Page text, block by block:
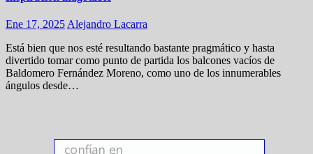
Ene 17, 2025 Alejandro Lacarra
Está bien que nos esté resultando bastante pragmático y hasta
divertido tomar como punto de partida los balcones vacíos de
Baldomero Fernández Moreno, como uno de los innumerables
ángulos desde…